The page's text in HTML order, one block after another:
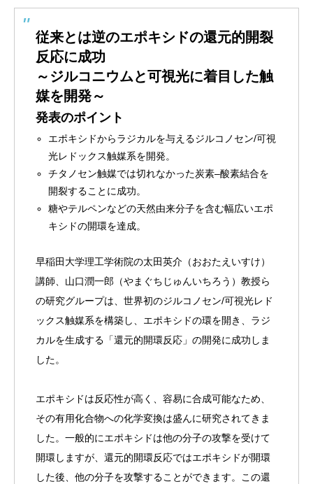
従来とは逆のエポキシドの還元的開裂
反応に成功
～ジルコニウムと可視光に着目した触
媒を開発～
発表のポイント
エポキシドからラジカルを与えるジルコノセン/可視
光レドックス触媒系を開発。
チタノセン触媒では切れなかった炭素–酸素結合を
開裂することに成功。
糖やテルペンなどの天然由来分子を含む幅広いエポ
キシドの開環を達成。
早稲田大学理工学術院の太田英介（おおたえいすけ）
講師
山口潤一郎（やまぐちじゅんいちろう）教授ら
の研究グループは、世界初のジルコノセン/可視光レド
ックス触媒系を構築し、エポキシドの環を開き、ラジ
カルを生成する「還元的開環反応」の開発に成功しま
した。
エポキシドは反応性が高く、容易に合成可能なため、
その有用化合物への化学変換は盛んに研究されてきま
した。一般的にエポキシドは他の分子の攻撃を受けて
開環しますが、還元的開環反応ではエポキシドが開環
した後、他の分子を攻撃することができます。この還